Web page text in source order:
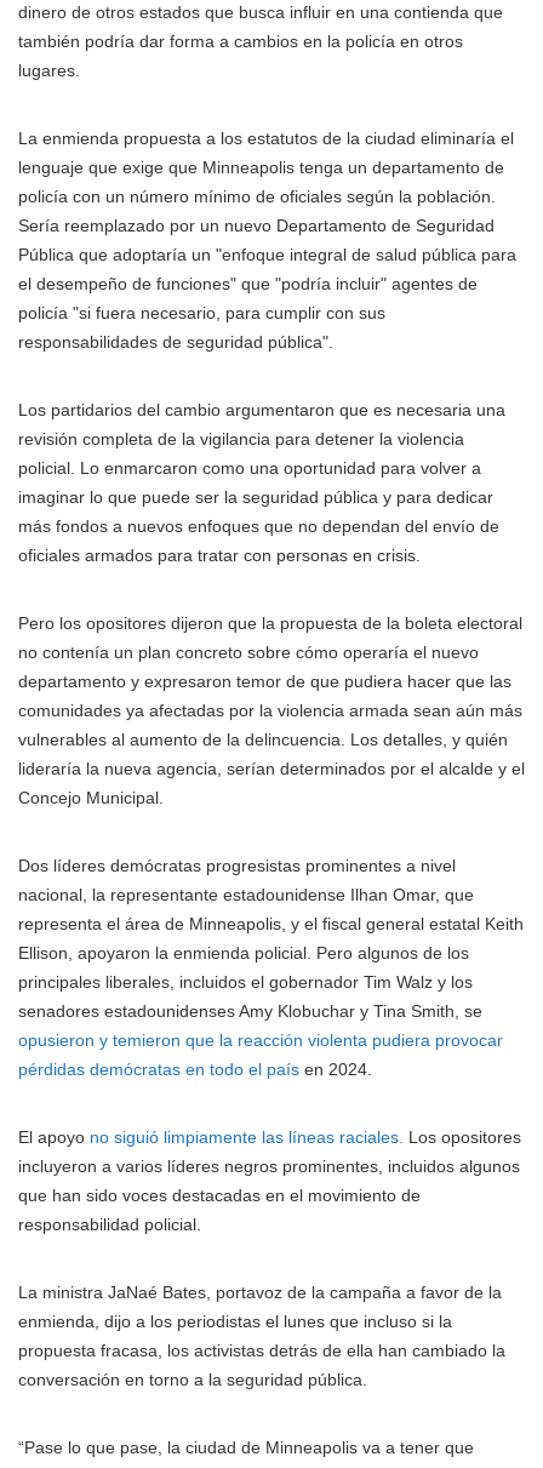
dinero de otros estados que busca influir en una contienda que
también podría dar forma a cambios en la policía en otros
lugares.
La enmienda propuesta a los estatutos de la ciudad eliminaría el
lenguaje que exige que Minneapolis tenga un departamento de
policía con un número mínimo de oficiales según la población.
Sería reemplazado por un nuevo Departamento de Seguridad
Pública que adoptaría un "enfoque integral de salud pública para
el desempeño de funciones" que "podría incluir" agentes de
policía "si fuera necesario, para cumplir con sus
responsabilidades de seguridad pública".
Los partidarios del cambio argumentaron que es necesaria una
revisión completa de la vigilancia para detener la violencia
policial. Lo enmarcaron como una oportunidad para volver a
imaginar lo que puede ser la seguridad pública y para dedicar
más fondos a nuevos enfoques que no dependan del envío de
oficiales armados para tratar con personas en crisis.
Pero los opositores dijeron que la propuesta de la boleta electoral
no contenía un plan concreto sobre cómo operaría el nuevo
departamento y expresaron temor de que pudiera hacer que las
comunidades ya afectadas por la violencia armada sean aún más
vulnerables al aumento de la delincuencia. Los detalles, y quién
lideraría la nueva agencia, serían determinados por el alcalde y el
Concejo Municipal.
Dos líderes demócratas progresistas prominentes a nivel
nacional, la representante estadounidense Ilhan Omar, que
representa el área de Minneapolis, y el fiscal general estatal Keith
Ellison, apoyaron la enmienda policial. Pero algunos de los
principales liberales, incluidos el gobernador Tim Walz y los
senadores estadounidenses Amy Klobuchar y Tina Smith, se
opusieron y temieron que la reacción violenta pudiera provocar
pérdidas demócratas en todo el país en 2024.
El apoyo no siguió limpiamente las líneas raciales. Los opositores
incluyeron a varios líderes negros prominentes, incluidos algunos
que han sido voces destacadas en el movimiento de
responsabilidad policial.
La ministra JaNaé Bates, portavoz de la campaña a favor de la
enmienda, dijo a los periodistas el lunes que incluso si la
propuesta fracasa, los activistas detrás de ella han cambiado la
conversación en torno a la seguridad pública.
“Pase lo que pase, la ciudad de Minneapolis va a tener que